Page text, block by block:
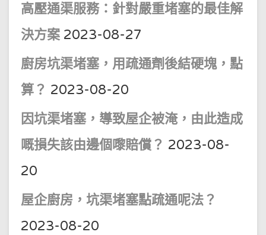
高壓通渠服務：針對嚴重堵塞的最佳解
決方案 2023-08-27
廚房坑渠堵塞，用疏通劑後結硬塊，點
算？ 2023-08-20
因坑渠堵塞，導致屋企被淹，由此造成
嘅損失該由邊個嚟賠償？ 2023-08-
20
屋企廚房，坑渠堵塞點疏通呢法？
2023-08-20